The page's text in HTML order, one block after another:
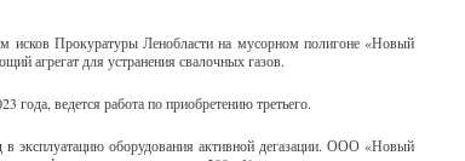
исков Прокуратуры Ленобласти на мусорном полигоне «Новый
агрегат для устранения свалочных газов.
года, ведется работа по приобретению третьего.
эксплуатацию оборудования активной дегазации. ООО «Новый